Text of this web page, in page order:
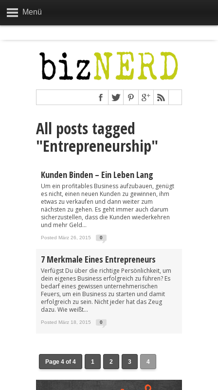
Menü
All posts tagged
"Entrepreneurship"
Kunden Binden – Ein Leben Lang
Um ein profitables Business aufzubauen, genügt
es nicht, einen neuen Kunden zu gewinnen, ihm
etwas zu verkaufen und dann weiter zum
nächsten zu gehen. Es geht immer auch darum
sicherzustellen, dass die Kunden wiederkehren
und mehr Geld...
Posted März 26, 2015 0
7 Merkmale Eines Entrepreneurs
Verfügst Du über die richtige Persönlichkeit, um
dein eigenes Business erfolgreich zu führen? Es
bedarf eines gewissen unternehmerischen
Feuers, um ein Business zu starten und damit
erfolgreich zu sein. Nicht jeder hat das Zeug
dazu. Wie weißt...
Posted März 18, 2015 0
Page 4 of 4 1 2 3 4